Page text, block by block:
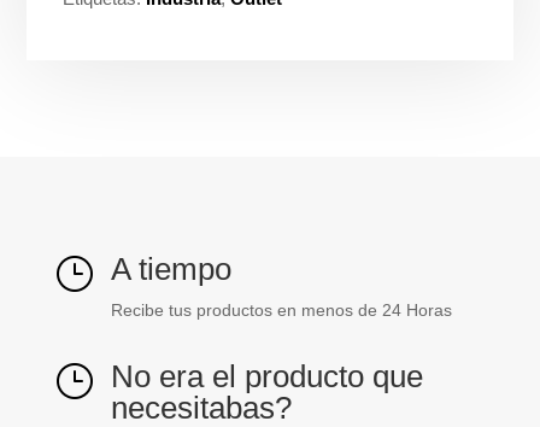
} A tiempo
Recibe tus productos en menos de 24 Horas
} No era el producto que
necesitabas?